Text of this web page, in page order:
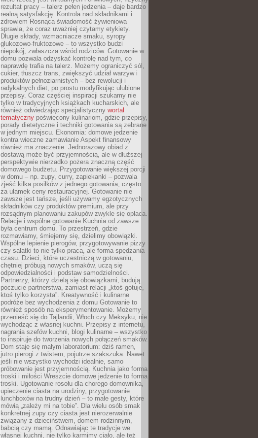
rezultat pracy – talerz pełen jedzenia – daje bardzo
realną satysfakcję. Kontrola nad składnikami i
zdrowiem Rosnąca świadomość żywieniowa
sprawia, że coraz uważniej czytamy etykiety.
Długie składy, wzmacniacze smaku, syropy
glukozowo-fruktozowe – to wszystko budzi
niepokój, zwłaszcza wśród rodziców. Gotowanie w
domu pozwala odzyskać kontrolę nad tym, co
naprawdę trafia na talerz. Możemy ograniczyć sól,
cukier, tłuszcz trans, zwiększyć udział warzyw i
produktów pełnoziarnistych – bez rewolucji i
radykalnych diet, po prostu modyfikując ulubione
przepisy. Coraz częściej inspiracji szukamy nie
tylko w tradycyjnych książkach kucharskich, ale
również odwiedzając specjalistyczny wortal
tematyczny poświęcony kulinariom, gdzie przepisy,
porady dietetyczne i techniki gotowania są zebrane
w jednym miejscu. Ekonomia: domowe jedzenie
kontra wieczne zamawianie Aspekt finansowy
również ma znaczenie. Jednorazowy obiad z
dostawą może być przyjemnością, ale w dłuższej
perspektywie nierzadko pożera znaczną część
domowego budżetu. Przygotowanie większej porcji
w domu – np. zupy, curry, zapiekanki – pozwala
zjeść kilka posiłków z jednego gotowania, często
za ułamek ceny restauracyjnej. Gotowanie nie
zawsze jest tańsze, jeśli używamy egzotycznych
składników czy produktów premium, ale przy
rozsądnym planowaniu zakupów zwykle się opłaca.
Relacje i wspólne gotowanie Kuchnia od zawsze
była centrum domu. To przestrzeń, gdzie
rozmawiamy, śmiejemy się, dzielimy obowiązki.
Wspólne lepienie pierogów, przygotowywanie pizzy
czy sałatki to nie tylko praca, ale forma spędzania
czasu. Dzieci, które uczestniczą w gotowaniu,
chętniej próbują nowych smaków, uczą się
odpowiedzialności i podstaw samodzielności.
Partnerzy, którzy dzielą się obowiązkami, budują
poczucie partnerstwa, zamiast relacji „ktoś gotuje,
ktoś tylko korzysta”. Kreatywność i kulinarne
podróże bez wychodzenia z domu Gotowanie to
również sposób na eksperymentowanie. Możemy
przenieść się do Tajlandii, Włoch czy Meksyku, nie
wychodząc z własnej kuchni. Przepisy z internetu,
nagrania szefów kuchni, blogi kulinarne – wszystko
to inspiruje do tworzenia nowych połączeń smaków.
Dom staje się małym laboratorium: dziś ramen,
jutro pierogi z twistem, pojutrze szakszuka. Nawet
jeśli nie wszystko wychodzi idealnie, samo
próbowanie jest przyjemnością. Kuchnia jako forma
troski i miłości Wreszcie domowe jedzenie to forma
troski. Ugotowanie rosołu dla chorego domownika,
upieczenie ciasta na urodziny, przygotowanie
lunchboxów na trudny dzień – to małe gesty, które
mówią „zależy mi na tobie”. Dla wielu osób smak
konkretnej zupy czy ciasta jest nierozerwalnie
związany z dzieciństwem, domem rodzinnym,
babcią czy mamą. Odnawiając te tradycje we
własnej kuchni, nie tylko karmimy ciało, ale też